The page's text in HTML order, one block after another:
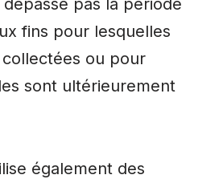
pas la période
fins pour lesquelles
ou pour
sont ultérieurement
également des